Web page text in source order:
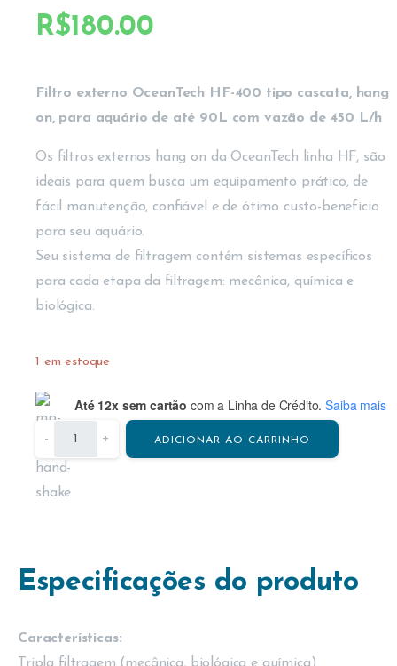
R$180.00
Filtro externo OceanTech HF-400 tipo cascata, hang
on, para aquário de até 90L com vazão de 450 L/h
Os filtros externos hang on da OceanTech linha HF, são
ideais para quem busca um equipamento prático, de
fácil manutenção, confiável e de ótimo custo-benefício
para seu aquário.
Seu sistema de filtragem contém sistemas específicos
para cada etapa da filtragem: mecânica, química e
biológica.
1 em estoque
Até 12x sem cartão com a Linha de Crédito. Saiba mais
- + ADICIONAR AO CARRINHO
Especificações do produto
Características:
Tripla filtragem (mecânica, biológica e química)